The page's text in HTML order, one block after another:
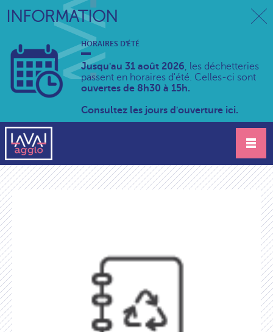
INFORMATION
HORAIRES D'ÉTÉ
Jusqu'au 31 août 2026, les déchetteries
passent en horaires d'été. Celles-ci sont
ouvertes de 8h30 à 15h.
Consultez les jours d'ouverture ici.